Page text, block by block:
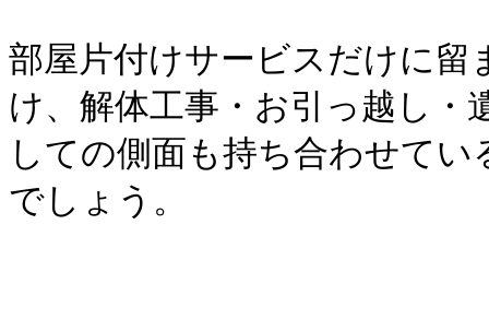
部屋片付けサービスだけに留
け、解体工事・お引っ越し・
しての側面も持ち合わせて
でしょう。